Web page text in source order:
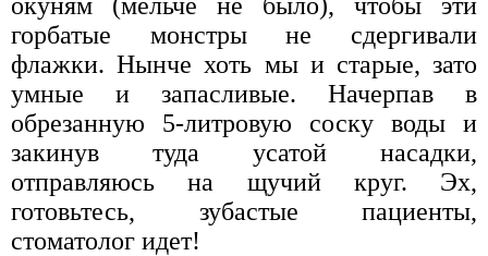
горбатые монстры не сдергивали
флажки. Нынче хоть мы и старые, зато
умные и запасливые. Начерпав в
обрезанную 5-литровую соску воды и
закинув туда усатой насадки,
отправляюсь на щучий круг. Эх,
готовьтесь, зубастые пациенты,
стоматолог идет!